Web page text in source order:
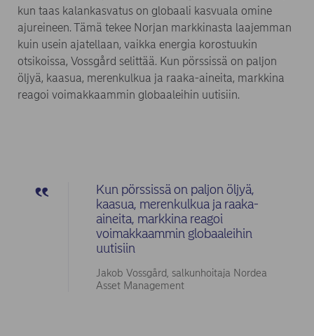
kun taas kalankasvatus on globaali kasvuala omine
ajureineen. Tämä tekee Norjan markkinasta laajemman
kuin usein ajatellaan, vaikka energia korostuukin
otsikoissa, Vossgård selittää. Kun pörssissä on paljon
öljyä, kaasua, merenkulkua ja raaka-aineita, markkina
reagoi voimakkaammin globaaleihin uutisiin.
Kun pörssissä on paljon öljyä,
kaasua, merenkulkua ja raaka-
aineita, markkina reagoi
voimakkaammin globaaleihin
uutisiin
Jakob Vossgård, salkunhoitaja Nordea
Asset Management